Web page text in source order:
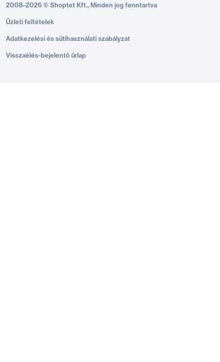
2008–2026 © Shoptet Kft., Minden jog fenntartva
Üzleti feltételek
Adatkezelési és sütihasználati szabályzat
Visszaélés-bejelentő űrlap